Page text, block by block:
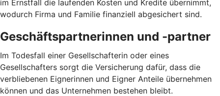
im Ernstfall die laufenden Kosten und Kredite übernimmt,
wodurch Firma und Familie finanziell abgesichert sind.
Geschäftspartnerinnen und -partner
Im Todesfall einer Gesellschafterin oder eines
Gesellschafters sorgt die Versicherung dafür, dass die
verbliebenen Eignerinnen und Eigner Anteile übernehmen
können und das Unternehmen bestehen bleibt.